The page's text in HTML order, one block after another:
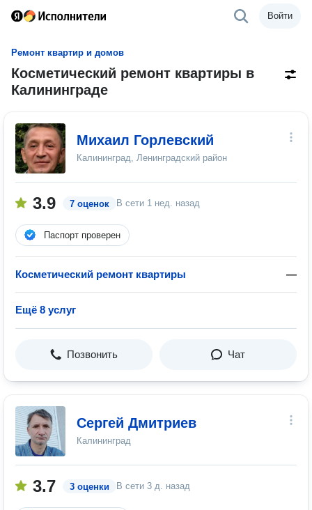
Войти
Ремонт квартир и домов
Косметический ремонт квартиры в
Калининграде
Михаил Горлевский
Калининград, Ленинградский район
3.9 7 оценок В сети 1 нед. назад
Паспорт проверен
Косметический ремонт квартиры —
Ещё 8 услуг
Позвонить Чат
Сергей Дмитриев
Калининград
3.7 3 оценки В сети 3 д. назад